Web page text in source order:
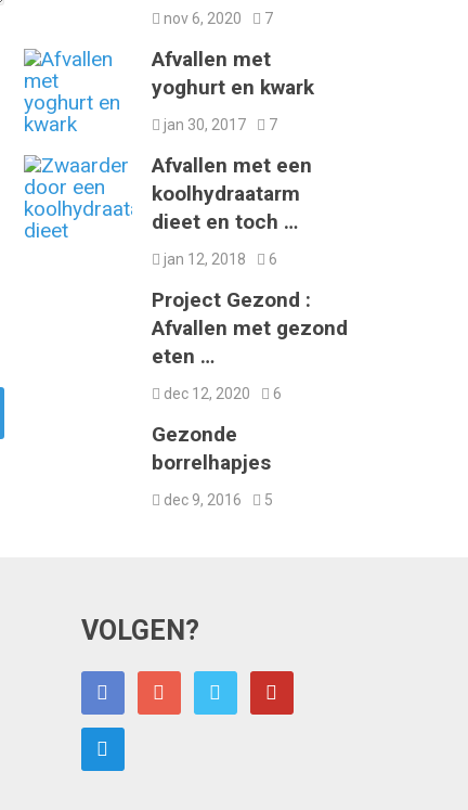
nov 6, 2020 7
Afvallen met
yoghurt en kwark
jan 30, 2017 7
Afvallen met een
koolhydraatarm
dieet en toch …
jan 12, 2018 6
Project Gezond :
Afvallen met gezond
eten …
dec 12, 2020 6
Gezonde
borrelhapjes
dec 9, 2016 5
VOLGEN?